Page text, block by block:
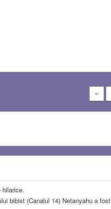
bibist (Canalul 14) Netanyahu a fost